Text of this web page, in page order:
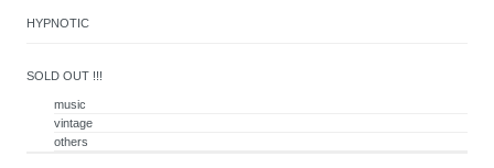
HYPNOTIC
SOLD OUT !!!
music
vintage
others